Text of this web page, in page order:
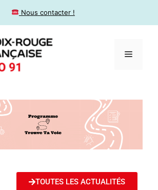
​ Nous contacter !
TOUTES LES ACTUALITÉS